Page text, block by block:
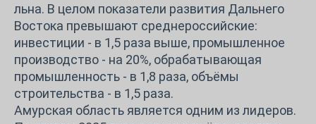
льна. В целом показатели развития Дальнего
Востока превышают среднероссийские:
инвестиции - в 1,5 раза выше, промышленное
производство - на 20%, обрабатывающая
промышленность - в 1,8 раза, объёмы
строительства - в 1,5 раза.
Амурская область является одним из лидеров.